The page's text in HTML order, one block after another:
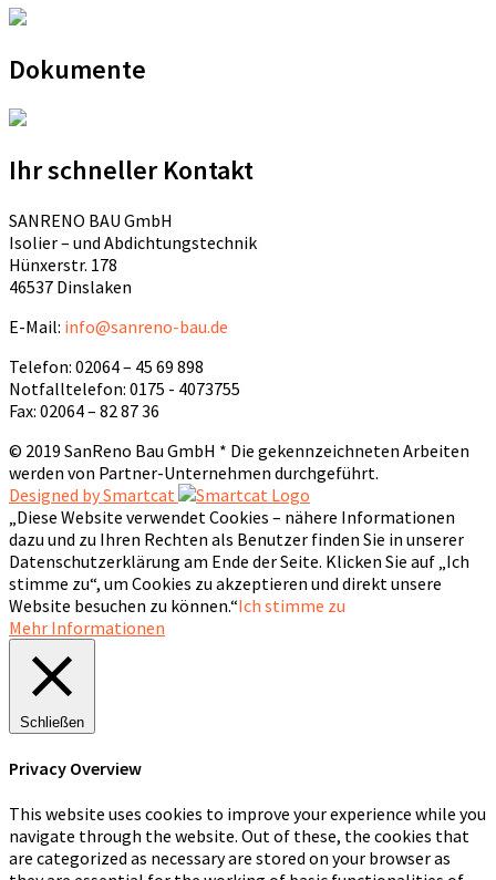
Dokumente
Ihr schneller Kontakt
SANRENO BAU GmbH
Isolier – und Abdichtungstechnik
Hünxerstr. 178
46537 Dinslaken
E-Mail: info@sanreno-bau.de
Telefon: 02064 – 45 69 898
Notfalltelefon: 0175 - 4073755
Fax: 02064 – 82 87 36
© 2019 SanReno Bau GmbH * Die gekennzeichneten Arbeiten
werden von Partner-Unternehmen durchgeführt.
Designed by Smartcat
„Diese Website verwendet Cookies – nähere Informationen
dazu und zu Ihren Rechten als Benutzer finden Sie in unserer
Datenschutzerklärung am Ende der Seite. Klicken Sie auf „Ich
stimme zu“, um Cookies zu akzeptieren und direkt unsere
Website besuchen zu können.“Ich stimme zu
Mehr Informationen
Schließen
Privacy Overview
This website uses cookies to improve your experience while you
navigate through the website. Out of these, the cookies that
are categorized as necessary are stored on your browser as